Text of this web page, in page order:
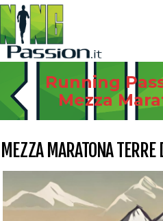
Running
Mezza
MEZZA MARATONA TERRE